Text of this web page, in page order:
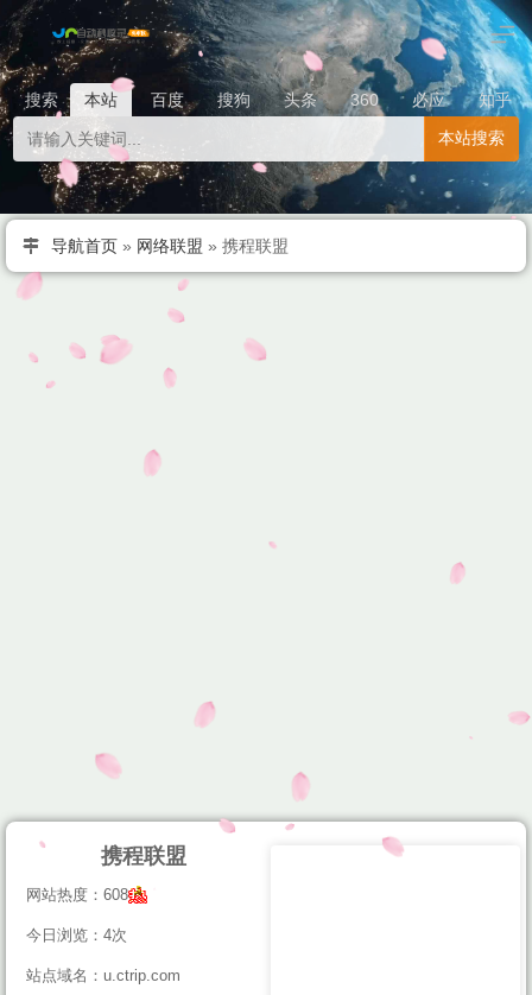
搜索 本站 百度 搜狗 头条 360 必应
知乎
本站搜索
导航首页 » 网络联盟 » 携程联盟
携程联盟
网站热度：608
今日浏览：4次
站点域名：u.ctrip.com